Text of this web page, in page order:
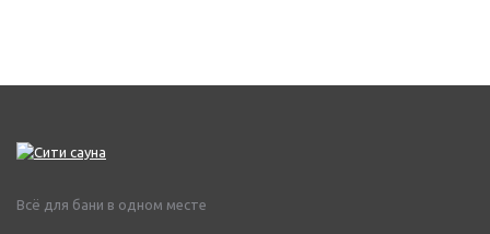
Всё для бани в одном месте